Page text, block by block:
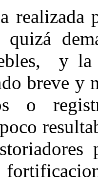
realizada
y la
breve y
o